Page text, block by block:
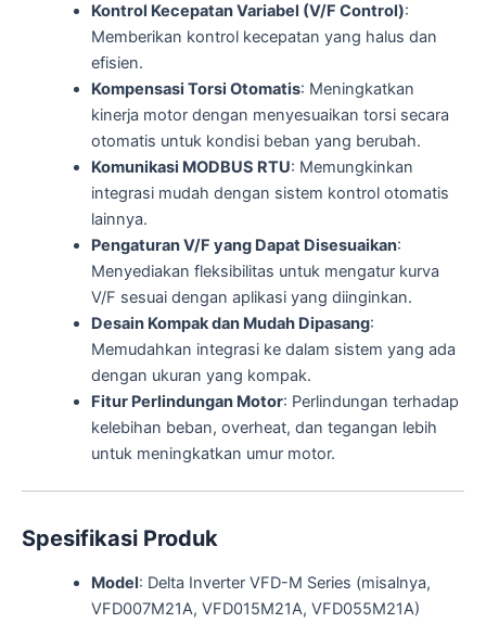
Kontrol Kecepatan Variabel (V/F Control):
Memberikan kontrol kecepatan yang halus dan
efisien.
Kompensasi Torsi Otomatis: Meningkatkan
kinerja motor dengan menyesuaikan torsi secara
otomatis untuk kondisi beban yang berubah.
Komunikasi MODBUS RTU: Memungkinkan
integrasi mudah dengan sistem kontrol otomatis
lainnya.
Pengaturan V/F yang Dapat Disesuaikan:
Menyediakan fleksibilitas untuk mengatur kurva
V/F sesuai dengan aplikasi yang diinginkan.
Desain Kompak dan Mudah Dipasang:
Memudahkan integrasi ke dalam sistem yang ada
dengan ukuran yang kompak.
Fitur Perlindungan Motor: Perlindungan terhadap
kelebihan beban, overheat, dan tegangan lebih
untuk meningkatkan umur motor.
Spesifikasi Produk
Model: Delta Inverter VFD-M Series (misalnya,
VFD007M21A, VFD015M21A, VFD055M21A)